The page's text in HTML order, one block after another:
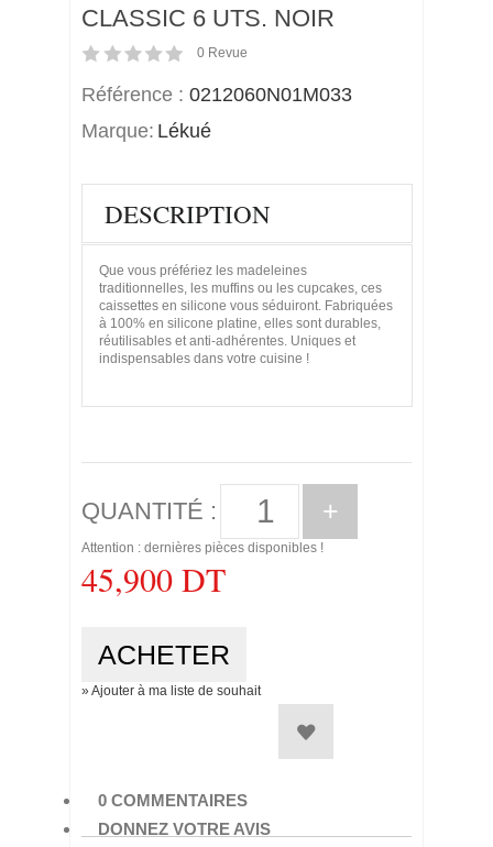
CLASSIC 6 UTS. NOIR
0 Revue
Référence : 0212060N01M033
Marque: Lékué
DESCRIPTION
Que vous préfériez les madeleines
traditionnelles, les muffins ou les cupcakes, ces
caissettes en silicone vous séduiront. Fabriquées
à 100% en silicone platine, elles sont durables,
réutilisables et anti-adhérentes. Uniques et
indispensables dans votre cuisine !
QUANTITÉ : +
Attention : dernières pièces disponibles !
45,900 DT
» Ajouter à ma liste de souhait
0 COMMENTAIRES
DONNEZ VOTRE AVIS